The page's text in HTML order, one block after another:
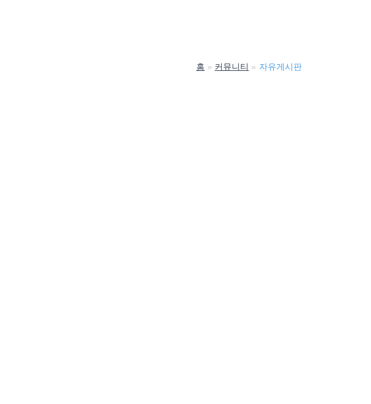
홈 커뮤니티 자유게시판